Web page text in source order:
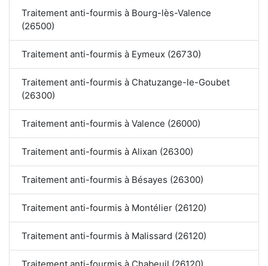
Traitement anti-fourmis à Bourg-lès-Valence
(26500)
Traitement anti-fourmis à Eymeux (26730)
Traitement anti-fourmis à Chatuzange-le-Goubet
(26300)
Traitement anti-fourmis à Valence (26000)
Traitement anti-fourmis à Alixan (26300)
Traitement anti-fourmis à Bésayes (26300)
Traitement anti-fourmis à Montélier (26120)
Traitement anti-fourmis à Malissard (26120)